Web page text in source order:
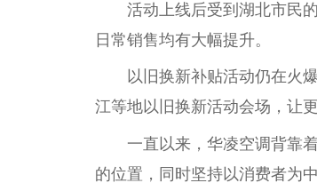
活动上线后受到湖北市民
日常销售均有大幅提升。
以旧换新补贴活动仍在火
江等地以旧换新活动会场，让
一直以来，华凌空调背靠
的位置，同时坚持以消费者为